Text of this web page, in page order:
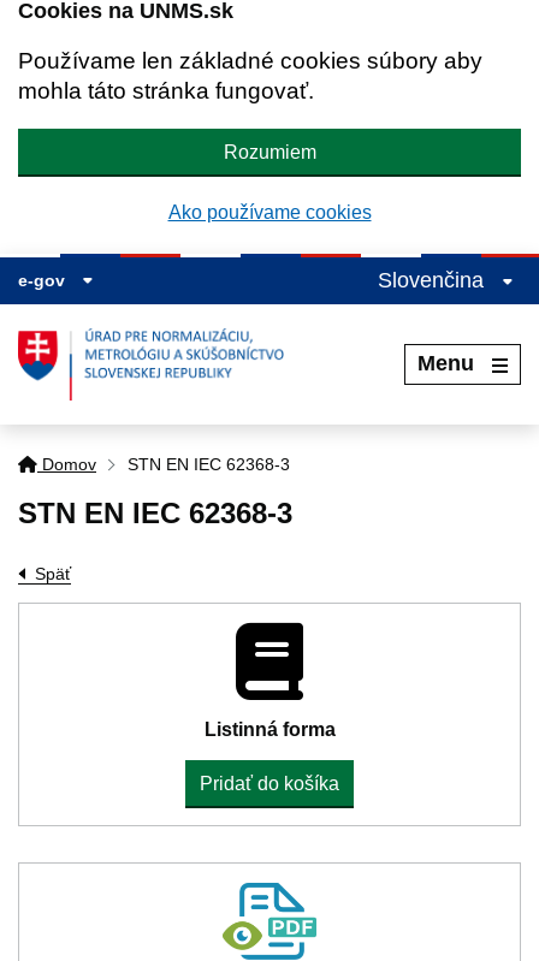
Cookies na UNMS.sk
Používame len základné cookies súbory aby
mohla táto stránka fungovať.
Rozumiem
Ako používame cookies
e-gov Slovenčina
Menu
Domov STN EN IEC 62368-3
STN EN IEC 62368-3
Späť
Listinná forma
Pridať do košíka